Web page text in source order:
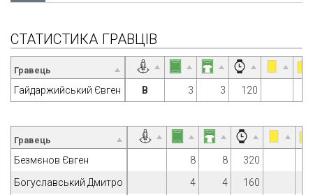
СТАТИСТИКА ГРАВЦІВ
Гравець
Гайдаржийський Євген В 3 3 120
Гравець
Безмєнов Євген 8 8
320
Богуславський Дмитро
4 4
160